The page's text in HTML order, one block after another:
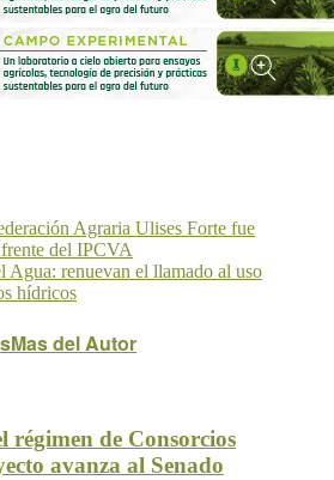
Agraria Ulises Forte fue
del IPCVA
Agua: renuevan el llamado al uso
hídricos
Mas del Autor
régimen de Consorcios
avanza al Senado